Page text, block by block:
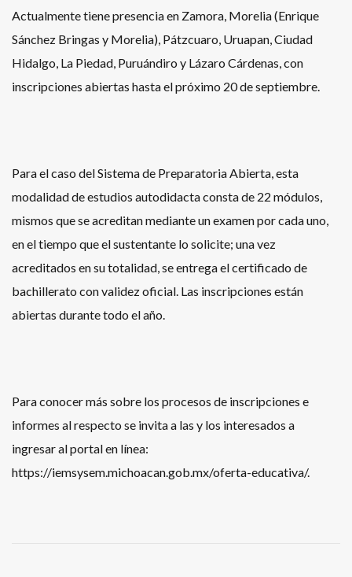
Actualmente tiene presencia en Zamora, Morelia (Enrique
Sánchez Bringas y Morelia), Pátzcuaro, Uruapan, Ciudad
Hidalgo, La Piedad, Puruándiro y Lázaro Cárdenas, con
inscripciones abiertas hasta el próximo 20 de septiembre.
Para el caso del Sistema de Preparatoria Abierta, esta
modalidad de estudios autodidacta consta de 22 módulos,
mismos que se acreditan mediante un examen por cada uno,
en el tiempo que el sustentante lo solicite; una vez
acreditados en su totalidad, se entrega el certificado de
bachillerato con validez oficial. Las inscripciones están
abiertas durante todo el año.
Para conocer más sobre los procesos de inscripciones e
informes al respecto se invita a las y los interesados a
ingresar al portal en línea:
https://iemsysem.michoacan.gob.mx/oferta-educativa/.